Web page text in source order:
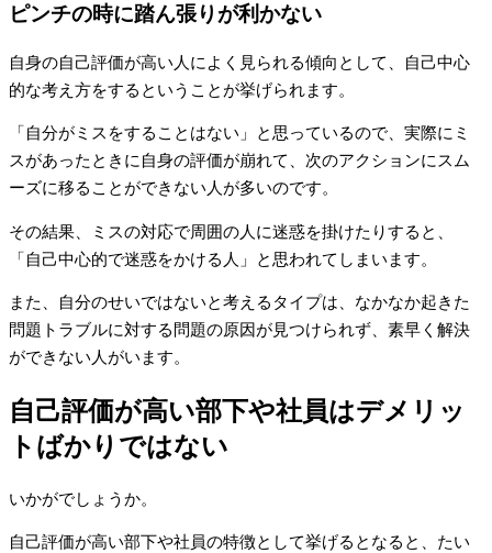
ピンチの時に踏ん張りが利かない
自身の自己評価が高い人によく見られる傾向として、自己中心
的な考え方をするということが挙げられます。
「自分がミスをすることはない」と思っているので、実際にミ
スがあったときに自身の評価が崩れて、次のアクションにスム
ーズに移ることができない人が多いのです。
その結果、ミスの対応で周囲の人に迷惑を掛けたりすると、
「自己中心的で迷惑をかける人」と思われてしまいます。
また、自分のせいではないと考えるタイプは、なかなか起きた
問題トラブルに対する問題の原因が見つけられず、素早く解決
ができない人がいます。
自己評価が高い部下や社員はデメリッ
トばかりではない
いかがでしょうか。
自己評価が高い部下や社員の特徴として挙げるとなると、たい